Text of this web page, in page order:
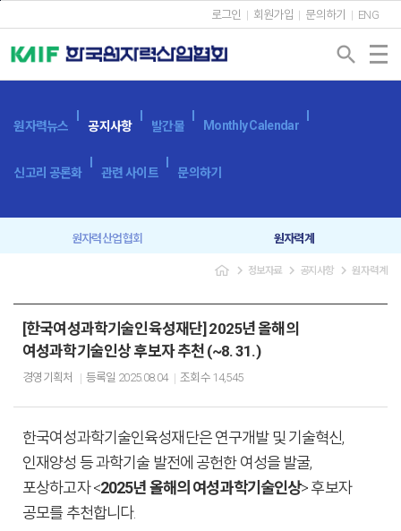
로그인 회원가입 문의하기 ENG
search
원자력뉴스 공지사항 발간물 Monthly Calendar
신고리 공론화 관련 사이트 문의하기
원자력산업협회 원자력계
navigate_next 정보자료 navigate_next 공지사항 navigate_next 원자력계
[한국여성과학기술인육성재단] 2025년 올해의
여성과학기술인상 후보자 추천 (~8. 31.)
경영기획처 등록일 2025.08.04 조회수 14,545
한국여성과학기술인육성재단은 연구개발 및 기술혁신,
인재양성 등 과학기술 발전에 공헌한 여성을 발굴,
포상하고자 <2025년 올해의 여성과학기술인상> 후보자
공모를 추천합니다.